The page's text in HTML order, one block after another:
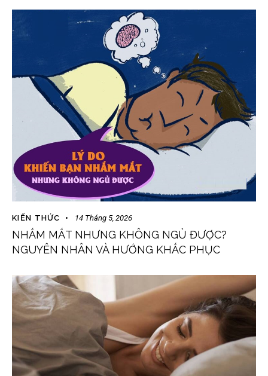
KIẾN THỨC 14 Tháng 5, 2026
NHẮM MẮT NHƯNG KHÔNG NGỦ ĐƯỢC?
NGUYÊN NHÂN VÀ HƯỚNG KHẮC PHỤC